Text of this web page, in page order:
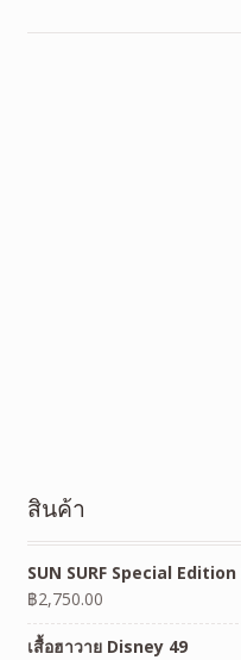
สินค้า
SUN SURF Special
฿2,750.00
เสื้อฮาวาย Disney 49